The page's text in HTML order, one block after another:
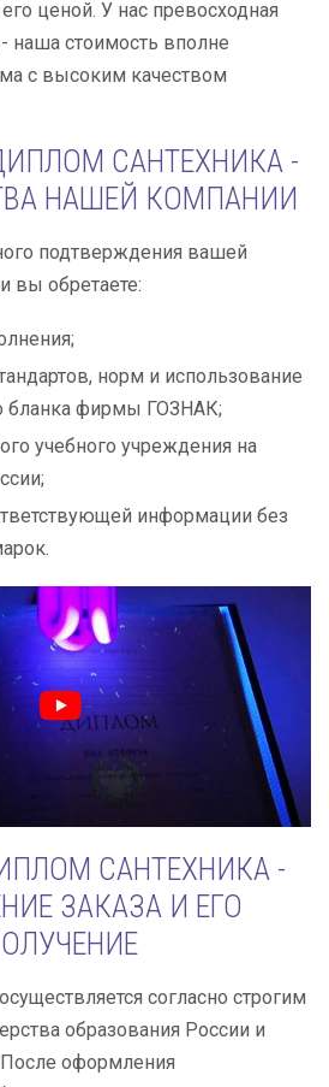
ценой. У нас превосходная
наша стоимость вполне
с высоким качеством
САНТЕХНИКА -
НАШЕЙ КОМПАНИИ
подтверждения вашей
вы обретаете:
норм и использование
бланка фирмы ГОЗНАК;
учебного учреждения на
информации без
САНТЕХНИКА -
ЗАКАЗА И ЕГО
согласно строгим
образования России и
оформления